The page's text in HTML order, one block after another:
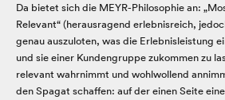
Da bietet sich die MEYR-Philosophie an:
Relevant“ (herausragend erlebnisreich,
genau auszuloten, was die Erlebnisleistung
und sie einer Kundengruppe zukommen zu
relevant wahrnimmt und wohlwollend
den Spagat schaffen: auf der einen Seite